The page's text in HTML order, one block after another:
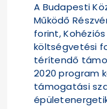
A Budapesti
Működő
forint,
költségvetési
térítendő
2020 program
támogatási